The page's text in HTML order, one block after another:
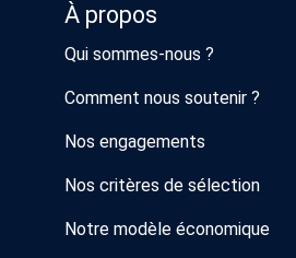
À propos
Qui sommes-nous ?
Comment nous soutenir ?
Nos engagements
Nos critères de sélection
Notre modèle économique